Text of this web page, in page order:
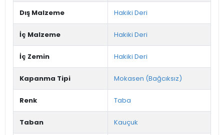
Dış Malzeme Hakiki Deri
İç Malzeme Hakiki Deri
İç Zemin Hakiki Deri
Kapanma Tipi Mokasen (Bağcıksız)
Renk Taba
Taban Kauçuk